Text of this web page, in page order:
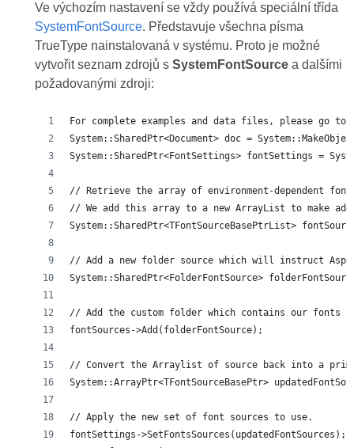
Ve výchozím nastavení se vždy používá speciální třída
SystemFontSource. Představuje všechna písma
TrueType nainstalovaná v systému. Proto je možné
vytvořit seznam zdrojů s SystemFontSourcea dalšími
požadovanými zdroji:
For complete examples and data files, please go to
System::SharedPtr<Document> doc =
System::SharedPtr<FontSettings> fontSettings =
// Retrieve the array of environment-dependent
// We add this array to a new ArrayList to make
System::SharedPtr<TFontSourceBasePtrList>
// Add a new folder source which will instruct
System::SharedPtr<FolderFontSource>
// Add the custom folder which contains our
fontSources->Add(folderFontSource);
// Convert the Arraylist of source back into a
System::ArrayPtr<TFontSourceBasePtr>
// Apply the new set of font sources to use.
fontSettings->SetFontsSources(updatedFontSources);